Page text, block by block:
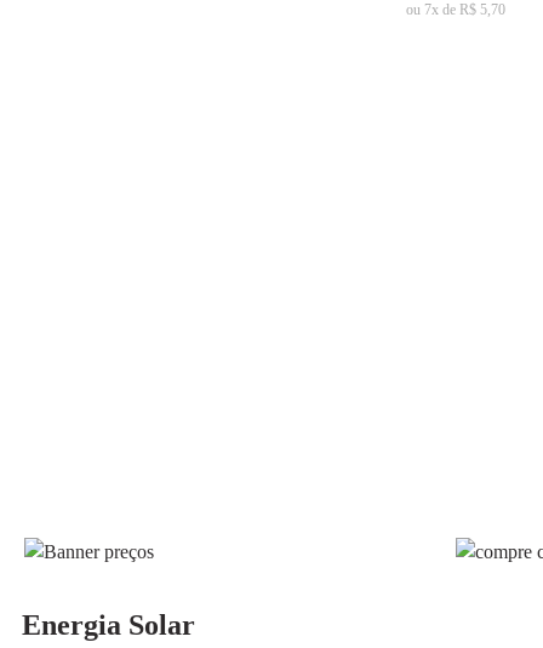
ou 7x de R$ 5,70
Energia Solar